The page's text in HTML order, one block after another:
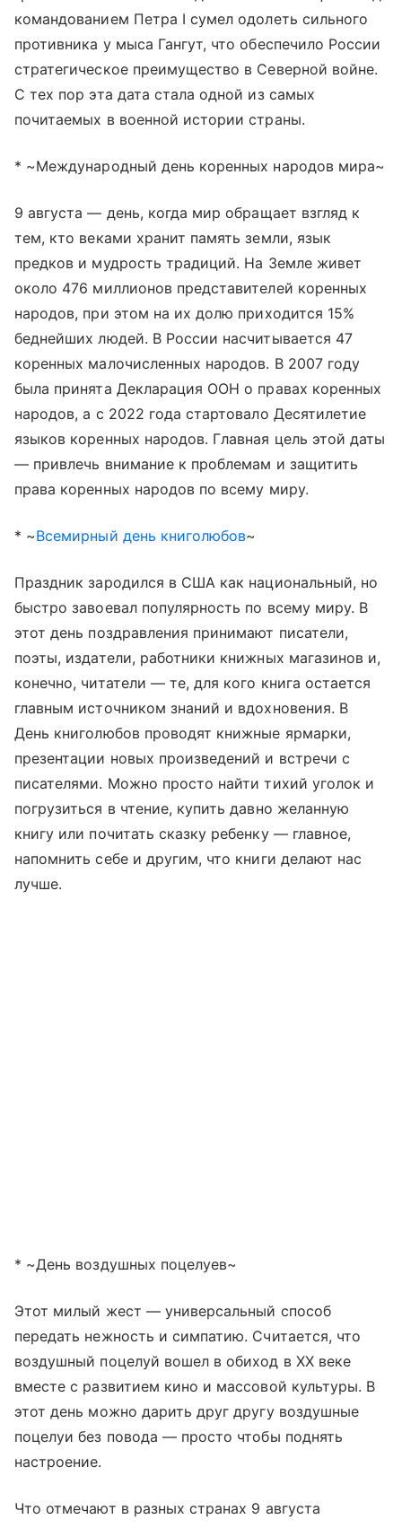
командованием Петра I сумел одолеть сильного
противника у мыса Гангут, что обеспечило России
стратегическое преимущество в Северной войне.
С тех пор эта дата стала одной из самых
почитаемых в военной истории страны.
* ~Международный день коренных народов мира~
9 августа — день, когда мир обращает взгляд к
тем, кто веками хранит память земли, язык
предков и мудрость традиций. На Земле живет
около 476 миллионов представителей коренных
народов, при этом на их долю приходится 15%
беднейших людей. В России насчитывается 47
коренных малочисленных народов. В 2007 году
была принята Декларация ООН о правах коренных
народов, а с 2022 года стартовало Десятилетие
языков коренных народов. Главная цель этой даты
— привлечь внимание к проблемам и защитить
права коренных народов по всему миру.
* ~Всемирный день книголюбов~
Праздник зародился в США как национальный, но
быстро завоевал популярность по всему миру. В
этот день поздравления принимают писатели,
поэты, издатели, работники книжных магазинов и,
конечно, читатели — те, для кого книга остается
главным источником знаний и вдохновения. В
День книголюбов проводят книжные ярмарки,
презентации новых произведений и встречи с
писателями. Можно просто найти тихий уголок и
погрузиться в чтение, купить давно желанную
книгу или почитать сказку ребенку — главное,
напомнить себе и другим, что книги делают нас
лучше.
* ~День воздушных поцелуев~
Этот милый жест — универсальный способ
передать нежность и симпатию. Считается, что
воздушный поцелуй вошел в обиход в XX веке
вместе с развитием кино и массовой культуры. В
этот день можно дарить друг другу воздушные
поцелуи без повода — просто чтобы поднять
настроение.
Что отмечают в разных странах 9 августа